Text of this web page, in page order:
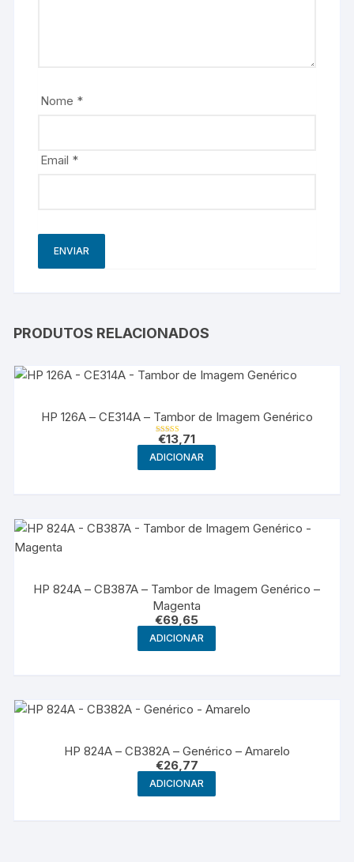
Nome *
Email *
PRODUTOS RELACIONADOS
HP 126A – CE314A – Tambor de Imagem Genérico
Avaliação
de 5
€13,71
ADICIONAR
HP 824A – CB387A – Tambor de Imagem Genérico –
Magenta
€69,65
ADICIONAR
HP 824A – CB382A – Genérico – Amarelo
€26,77
ADICIONAR